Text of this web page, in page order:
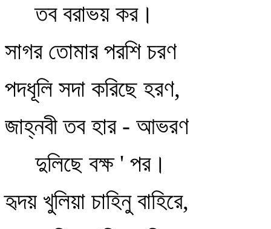
তব বরাভয় কর।
সাগর তোমার পরশি চরণ
পদধূলি সদা করিছে হরণ,
জাহ্নবী তব হার - আভরণ
দুলিছে বক্ষ ' পর।
হৃদয় খুলিয়া চাহিনু বাহিরে,